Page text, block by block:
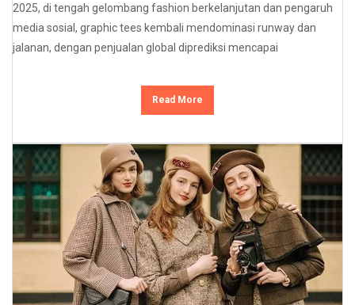
2025, di tengah gelombang fashion berkelanjutan dan pengaruh
media sosial, graphic tees kembali mendominasi runway dan
jalanan, dengan penjualan global diprediksi mencapai
Read More